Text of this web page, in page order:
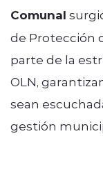
Comunal
de Protección
parte de la
OLN,
sean
gestión